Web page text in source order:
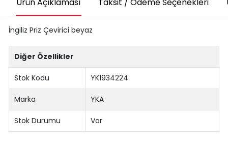
İngiliz Priz Çevirici beyaz
Diğer Özellikler
Stok Kodu YK1934224
Marka YKA
Stok Durumu Var